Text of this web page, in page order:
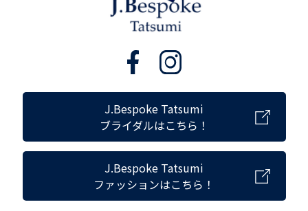
J.Bespoke Tatsumi
ブライダルはこちら！
J.Bespoke Tatsumi
ファッションはこちら！